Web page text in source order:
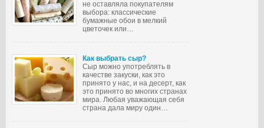
не оставляла покупателям
выбора: классические
бумажные обои в мелкий
цветочек или…
Как выбрать сыр?
Сыр можно употреблять в
качестве закуски, как это
принято у нас, и на десерт, как
это принято во многих странах
мира. Любая уважающая себя
страна дала миру один…